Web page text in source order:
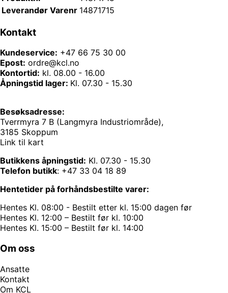
Leverandør Varenr 14871715
Kontakt
Kundeservice: +47 66 75 30 00
Epost: ordre@kcl.no
Kontortid: kl. 08.00 - 16.00
Åpningstid lager: Kl. 07.30 - 15.30
Besøksadresse:
Tverrmyra 7 B (Langmyra Industriområde),
3185 Skoppum
Link til kart
Butikkens åpningstid: Kl. 07.30 - 15.30
Telefon butikk: +47 33 04 18 89
Hentetider på forhåndsbestilte varer:
Hentes Kl. 08:00 - Bestilt etter kl. 15:00 dagen før
Hentes Kl. 12:00 – Bestilt før kl. 10:00
Hentes Kl. 15:00 – Bestilt før kl. 14:00
Om oss
Ansatte
Kontakt
Om KCL